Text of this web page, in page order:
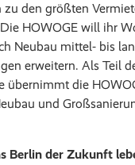
zu den größten
HOWOGE will ihr
Neubau mittel- bis
erweitern. Als Teil
übernimmt die
und
Berlin der Zukunft